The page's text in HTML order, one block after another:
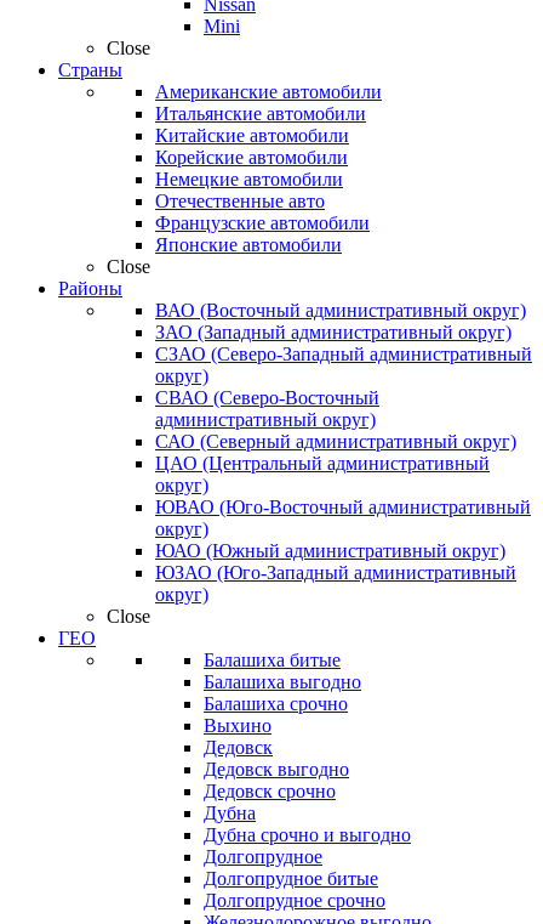
Nissan
Mini
Close
Страны
Американские автомобили
Итальянские автомобили
Китайские автомобили
Корейские автомобили
Немецкие автомобили
Отечественные авто
Французские автомобили
Японские автомобили
Close
Районы
ВАО (Восточный административный округ)
ЗАО (Западный административный округ)
СЗАО (Северо-Западный административный
округ)
СВАО (Северо-Восточный
административный округ)
САО (Северный административный округ)
ЦАО (Центральный административный
округ)
ЮВАО (Юго-Восточный административный
округ)
ЮАО (Южный административный округ)
ЮЗАО (Юго-Западный административный
округ)
Close
ГЕО
Балашиха битые
Балашиха выгодно
Балашиха срочно
Выхино
Дедовск
Дедовск выгодно
Дедовск срочно
Дубна
Дубна срочно и выгодно
Долгопрудное
Долгопрудное битые
Долгопрудное срочно